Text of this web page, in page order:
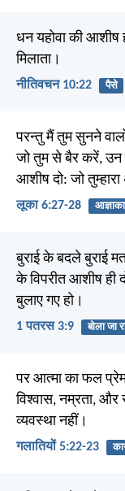
धन यहोवा की
मिलाता।
नीतिवचन 10:22 पैसे
परन्तु मैं तुम सुनने
जो तुम से बैर करें, उन
आशीष दो: जो
लूका 6:27-28
बुराई के बदले बुराई
के विपरीत आशीष ही
बुलाए गए हो।
1 पतरस 3:9 बोला जा
पर आत्मा का फल
विश्वास, नम्रता, और
व्यवस्था नहीं।
गलातियों 5:22-23